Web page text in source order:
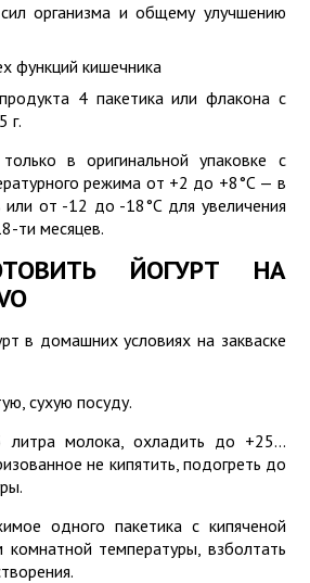
организма и общему улучшению
функций кишечника
4 пакетика или флакона с
г.
в оригинальной упаковке с
режима от +2 до +8°С — в
или от -12 до -18°С для увеличения
ти месяцев.
ЙОГУРТ НА
в домашних условиях на закваске
сухую посуду.
литра молока, охладить до +25…
не кипятить, подогреть до
одного пакетика с кипяченой
температуры, взболтать